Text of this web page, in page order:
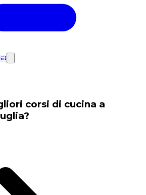
corsi di cucina a